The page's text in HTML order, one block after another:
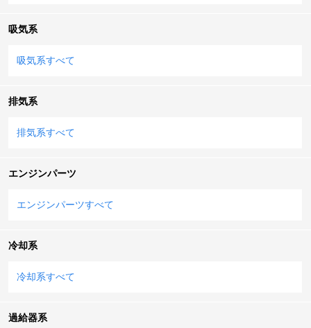
吸気系
吸気系すべて
排気系
排気系すべて
エンジンパーツ
エンジンパーツすべて
冷却系
冷却系すべて
過給器系